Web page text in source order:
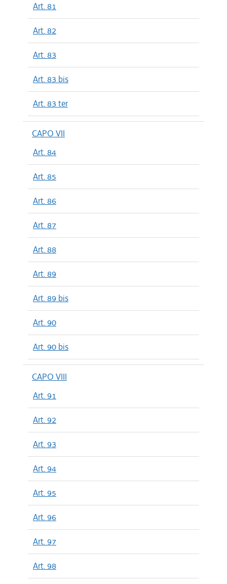
Art. 81
Art. 82
Art. 83
Art. 83 bis
Art. 83 ter
CAPO VII
Art. 84
Art. 85
Art. 86
Art. 87
Art. 88
Art. 89
Art. 89 bis
Art. 90
Art. 90 bis
CAPO VIII
Art. 91
Art. 92
Art. 93
Art. 94
Art. 95
Art. 96
Art. 97
Art. 98